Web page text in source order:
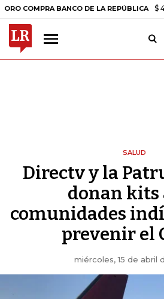
BANCO DE LA REPÚBLICA $
SALUD
Directv y la
donan kits
comunidades
prevenir el
miércoles, 15 de abril